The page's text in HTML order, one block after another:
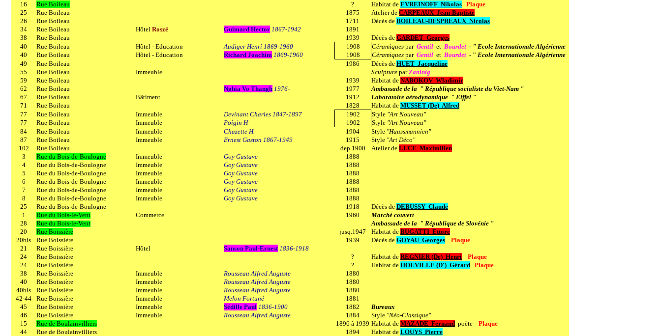
16
Rue Boileau ? Habitat de EVREINOFF Nikolas Plaque
25
Rue Boileau 1875 Atelier de CARPEAUX Jean-Baptiste
26
Rue Boileau 1711 Décès de BOILEAU-DESPREAUX Nicolas
34
Rue Boileau Hôtel Roszé Guimard Hector 1867-1942
1891
38
Rue Boileau 1939 Décès de GARDET Georges
40
Rue Boileau Hôtel - Education Audiger Henri 1869-1960 1908 Céramiques par Gentil et Bourdet - " Ecole Internationale Algérienne
40
Rue Boileau Hôtel - Education Richard Joachim 1869-1960 1908 Céramiques par Gentil et Bourdet - " Ecole Internationale Algérienne
49
Rue Boileau 1986 Décès de HUET Jacqueline
55
Rue Boileau Immeuble Sculpture parZaninig
59
Rue Boileau 1939 Habitat de NABOKOV Wladimir
62
Rue Boileau Nghia Vo Thangh 1976- 1977
Ambassade de la " République socialiste du Viet-Nam "
67
Rue Boileau Bâtiment 1912
Laboratoire aérodynamique " Eiffel "
71
Rue Boileau 1828 Habitat de MUSSET (De) Alfred
77
Rue Boileau Immeuble Devinant Charles 1847-1897 1902 Style "Art Nouveau"
77
Rue Boileau Immeuble Poigin H 1902 Style "Art Nouveau"
84
Rue Boileau Immeuble Chazette H. 1904 Style "Haussmannien"
87
Rue Boileau Immeuble Ernest Gaston 1867-1949 1915 Style "Art Déco"
102
Rue Boileau dep 1900 Atelier de LUCE Maximilien
3
Rue du Bois-de-Boulogne Immeuble Goy Gustave
1888
4
Rue du Bois-de-Boulogne Immeuble Goy Gustave
1888
5
Rue du Bois-de-Boulogne Immeuble Goy Gustave
1888
6
Rue du Bois-de-Boulogne Immeuble Goy Gustave
1888
7
Rue du Bois-de-Boulogne Immeuble Goy Gustave
1888
8
Rue du Bois-de-Boulogne Immeuble Goy Gustave
1888
25
Rue du Bois-de-Boulogne 1918 Décès de DEBUSSY Claude
1
Rue du Bois-le-Vent Commerce 1960
Marché couvert
28
Rue du Bois-le-Vent
Ambassade de la " République de Slovénie "
20
Rue Boissière jusq.1947 Habitat de BUGATTI Ettore
20bis
Rue Boissière 1939 Décès de GOYAU Georges
Plaque
21
Rue Boissière Hôtel Sanson Paul-Ernest1836-1918
24
Rue Boissière ? Habitat de REGNIER (De) Henri
Plaque
24
Rue Boissière ? Habitat de HOUVILLE (D') Gérard Plaque
38
Rue Boissière Immeuble Rousseau Alfred Auguste
1880
40
Rue Boissière Immeuble Rousseau Alfred Auguste
1880
40bis
Rue Boissière Immeuble Rousseau Alfred Auguste
1880
42-44
Rue Boissière Immeuble Melon Fortuné
1881
45
Rue Boissière Immeuble Sédille Paul 1836-1900 1882
Bureaux
46
Rue Boissière Immeuble Rousseau Alfred Auguste 1884 Style "Néo-Classique"
15
Rue de Boulainvilliers 1896 à 1939 Habitat de MAZADE Fernand poète
Plaque
44
Rue de Boulainvilliers 1894 Habitat de LOUYS Pierre